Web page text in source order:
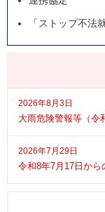
2026年8月3日
大雨危険警報等（令
2026年7月29日
令和8年7月17日から
「ストップ不法